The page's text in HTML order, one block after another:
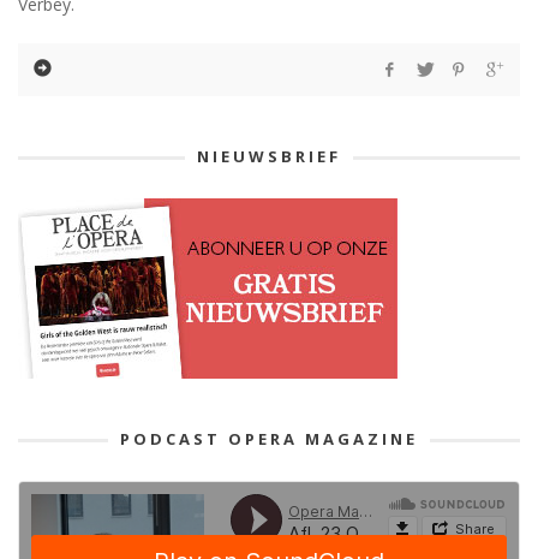
NIEUWSBRIEF
PODCAST OPERA MAGAZINE